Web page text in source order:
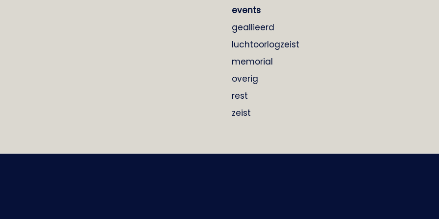
events
geallieerd
luchtoorlogzeist
memorial
overig
rest
zeist